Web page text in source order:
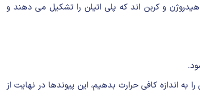
و کربن اند که پلی اتیلن را تشکیل می دهند و
اندازه کافی حرارت بدهیم، این پیوندها در نهایت از